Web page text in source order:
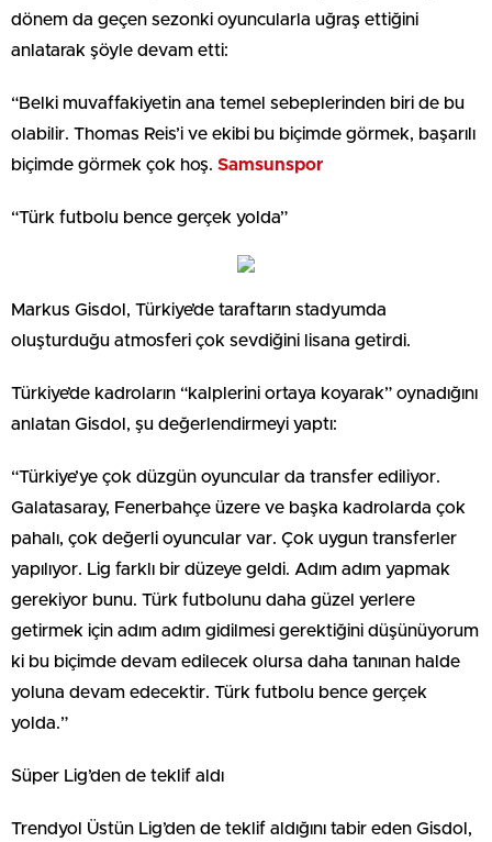
dönem da geçen sezonki oyuncularla uğraş ettiğini
anlatarak şöyle devam etti:
“Belki muvaffakiyetin ana temel sebeplerinden biri de bu
olabilir. Thomas Reis’i ve ekibi bu biçimde görmek, başarılı
biçimde görmek çok hoş. Samsunspor
“Türk futbolu bence gerçek yolda”
Markus Gisdol, Türkiye’de taraftarın stadyumda
oluşturduğu atmosferi çok sevdiğini lisana getirdi.
Türkiye’de kadroların “kalplerini ortaya koyarak” oynadığını
anlatan Gisdol, şu değerlendirmeyi yaptı:
“Türkiye’ye çok düzgün oyuncular da transfer ediliyor.
Galatasaray, Fenerbahçe üzere ve başka kadrolarda çok
pahalı, çok değerli oyuncular var. Çok uygun transferler
yapılıyor. Lig farklı bir düzeye geldi. Adım adım yapmak
gerekiyor bunu. Türk futbolunu daha güzel yerlere
getirmek için adım adım gidilmesi gerektiğini düşünüyorum
ki bu biçimde devam edilecek olursa daha tanınan halde
yoluna devam edecektir. Türk futbolu bence gerçek
yolda.”
Süper Lig’den de teklif aldı
Trendyol Üstün Lig’den de teklif aldığını tabir eden Gisdol,